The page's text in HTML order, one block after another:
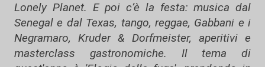
Lonely Planet. E poi c’è la festa: musica dal
Senegal e dal Texas, tango, reggae, Gabbani e i
Negramaro, Kruder & Dorfmeister, aperitivi e
masterclass gastronomiche. Il tema di